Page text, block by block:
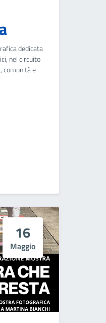
dedicata
nel circuito
comunità e
16
Maggio